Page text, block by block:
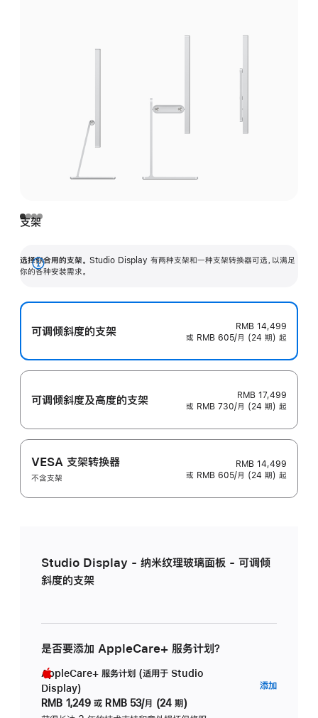
支架
选择你合用的支架。 Studio Display 有两种支架和一种支架转换器可选，以满足
你的各种安装需求。
展
可调倾斜度的支架
RMB 14,499
或 RMB 605/月 (24 期) 起
可调倾斜度及高‍度的支‍架
RMB 17,499
或 RMB 730/月 (24 期) 起
VESA 支架转换器
不含支架
RMB 14,499
或 RMB 605/月 (24 期) 起
Studio Display - 纳米纹理玻璃面板 - 可调倾
斜度的支架
是否要添加 AppleCare+ 服务计划？
AppleCare+ 服务计划 (适用于 Studio
Display)
RMB 1,249 或 RMB 53/月 (24 期)
添加